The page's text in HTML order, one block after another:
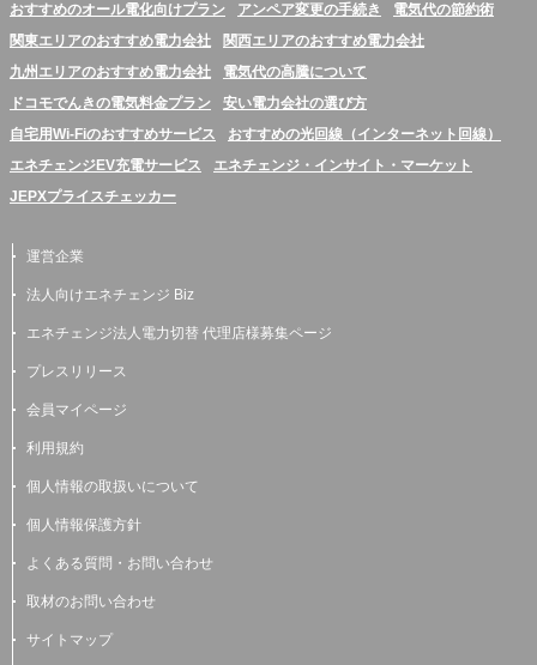
おすすめのオール電化向けプラン
アンペア変更の手続き
電気代の節約術
関東エリアのおすすめ電力会社
関西エリアのおすすめ電力会社
九州エリアのおすすめ電力会社
電気代の高騰について
ドコモでんきの電気料金プラン
安い電力会社の選び方
自宅用Wi-Fiのおすすめサービス
おすすめの光回線（インターネット回線）
エネチェンジEV充電サービス
エネチェンジ・インサイト・マーケット
JEPXプライスチェッカー
運営企業
法人向けエネチェンジ Biz
エネチェンジ法人電力切替 代理店様募集ページ
プレスリリース
会員マイページ
利用規約
個人情報の取扱いについて
個人情報保護方針
よくある質問・お問い合わせ
取材のお問い合わせ
サイトマップ